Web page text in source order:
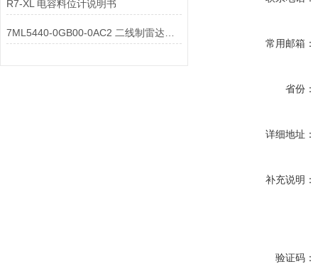
R7-XL 电容料位计说明书
常用邮箱：
省份：
详细地址：
补充说明：
验证码：